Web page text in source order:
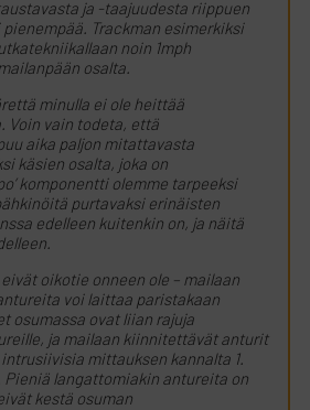
ja -taajuudesta riippuen
Trackman esimerkiksi
noin 1mph
osalta.
minulla ei ole heittää
Voin vain todeta, että
aika paljon mitattavasta
käsien osalta, joka on
komponentti olemme tarpeeksi
purtavaksi erinäisten
edelleen kuitenkin on, ja näitä
oikotie onneen ole – mailaan
voi laittaa paristakaan
osumassa ovat liian rajuja
ja mailaan kiinnitettävät anturit
mittauksen kannalta 1.
langattomiakin antureita on
kestä osuman